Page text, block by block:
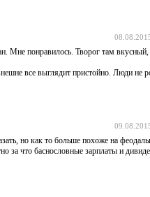
Мне понравилось. Творог там вкусный,
все выглядит пристойно. Люди не
но как то больше похоже на
за что баснословные зарплаты и